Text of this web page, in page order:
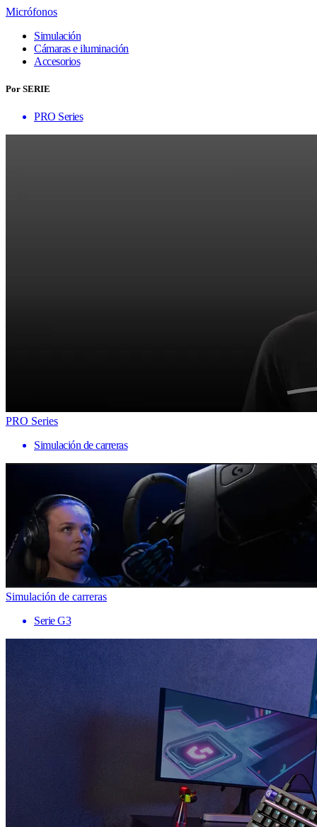
Micrófonos
Simulación
Cámaras e iluminación
Accesorios
Por SERIE
PRO Series
PRO Series
Simulación de carreras
Simulación de carreras
Serie G3